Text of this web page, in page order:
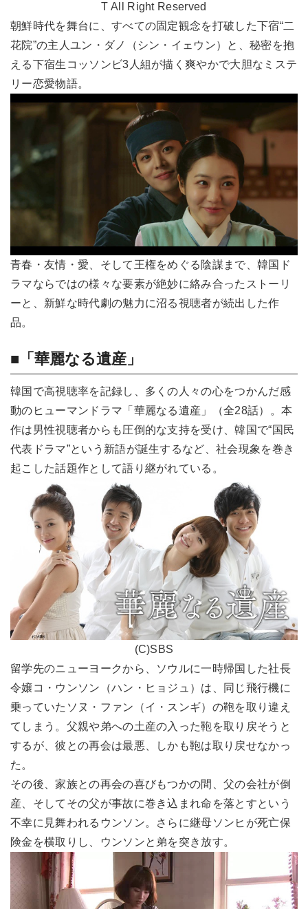
T All Right Reserved
朝鮮時代を舞台に、すべての固定観念を打破した下宿“二
花院”の主人ユン・ダノ（シン・イェウン）と、秘密を抱
える下宿生コッソンビ3人組が描く爽やかで大胆なミステ
リー恋愛物語。
青春・友情・愛、そして王権をめぐる陰謀まで、韓国ド
ラマならではの様々な要素が絶妙に絡み合ったストーリ
ーと、新鮮な時代劇の魅力に沼る視聴者が続出した作
品。
■「華麗なる遺産」
韓国で高視聴率を記録し、多くの人々の心をつかんだ感
動のヒューマンドラマ「華麗なる遺産」（全28話）。本
作は男性視聴者からも圧倒的な支持を受け、韓国で“国民
代表ドラマ”という新語が誕生するなど、社会現象を巻き
起こした話題作として語り継がれている。
(C)SBS
留学先のニューヨークから、ソウルに一時帰国した社長
令嬢コ・ウンソン（ハン・ヒョジュ）は、同じ飛行機に
乗っていたソヌ・ファン（イ・スンギ）の鞄を取り違え
てしまう。父親や弟への土産の入った鞄を取り戻そうと
するが、彼との再会は最悪、しかも鞄は取り戻せなかっ
た。
その後、家族との再会の喜びもつかの間、父の会社が倒
産、そしてその父が事故に巻き込まれ命を落とすという
不幸に見舞われるウンソン。さらに継母ソンヒが死亡保
険金を横取りし、ウンソンと弟を突き放す。